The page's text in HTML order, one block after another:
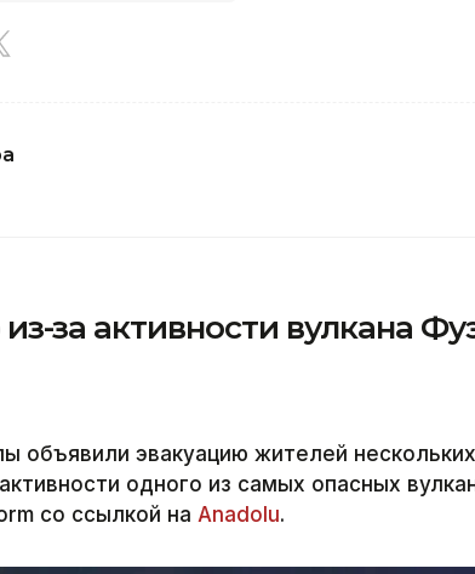
за активности вулкана
объявили эвакуацию жителей
одного из самых опасных
со ссылкой на Anadolu.